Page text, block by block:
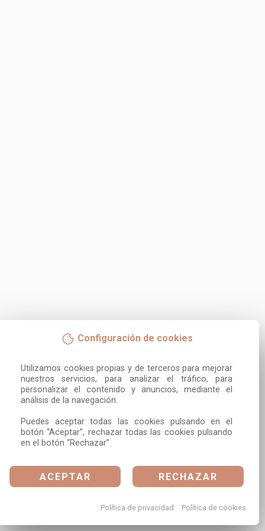
Configuración de cookies
Utilizamos cookies propias y de terceros para mejorar
nuestros servicios, para analizar el tráfico, para
personalizar el contenido y anuncios, mediante el
análisis de la navegación.
Puedes aceptar todas las cookies pulsando en el
botón “Aceptar”, rechazar todas las cookies pulsando
en el botón “Rechazar”
ACEPTAR RECHAZAR
Política de privacidad Política de cookies